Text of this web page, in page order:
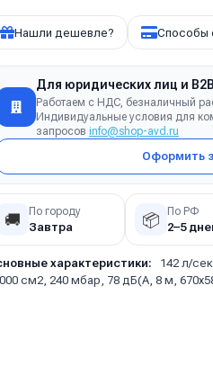
Нашли дешевле? Способы
Для юридических лиц и B2B
Работаем с НДС, безналичный
Индивидуальные условия для
запросов info@shop-avd.ru
Оформить
🚚 По городу
Завтра 📦 По РФ
2–5
характеристики:
142 л/
см2, 240 мбар, 78 дБ(А, 8 м,